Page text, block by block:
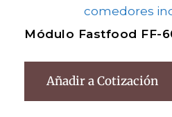
Módulo Fastfood FF-
Añadir a Cotización